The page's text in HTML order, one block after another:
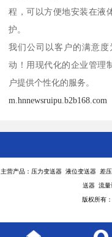
程，可以方便地安装在液
护。
我们公司以客户的满意
动！用现代化的企业管理
户提供个性化的服务。
m.hnnewsruipu.b2b168.com
主营产品：压力变送器 液位变送器 差
送器 流量
版权所有